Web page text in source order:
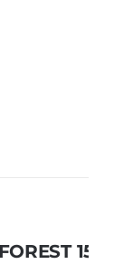
15—7